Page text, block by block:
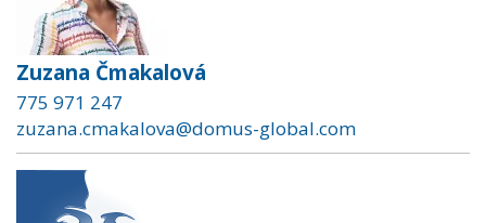
Zuzana Čmakalová
775 971 247
zuzana.cmakalova@domus-global.com